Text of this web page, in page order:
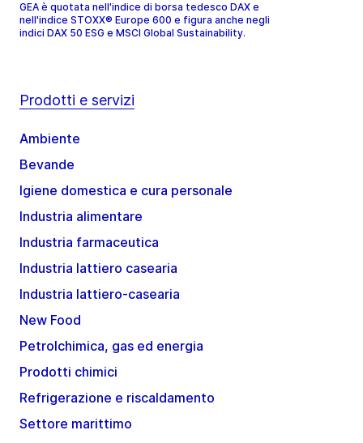
GEA è quotata nell'indice di borsa tedesco DAX e
nell'indice STOXX® Europe 600 e figura anche negli
indici DAX 50 ESG e MSCI Global Sustainability.
Prodotti e servizi
Ambiente
Bevande
Igiene domestica e cura personale
Industria alimentare
Industria farmaceutica
Industria lattiero casearia
Industria lattiero-casearia
New Food
Petrolchimica, gas ed energia
Prodotti chimici
Refrigerazione e riscaldamento
Settore marittimo